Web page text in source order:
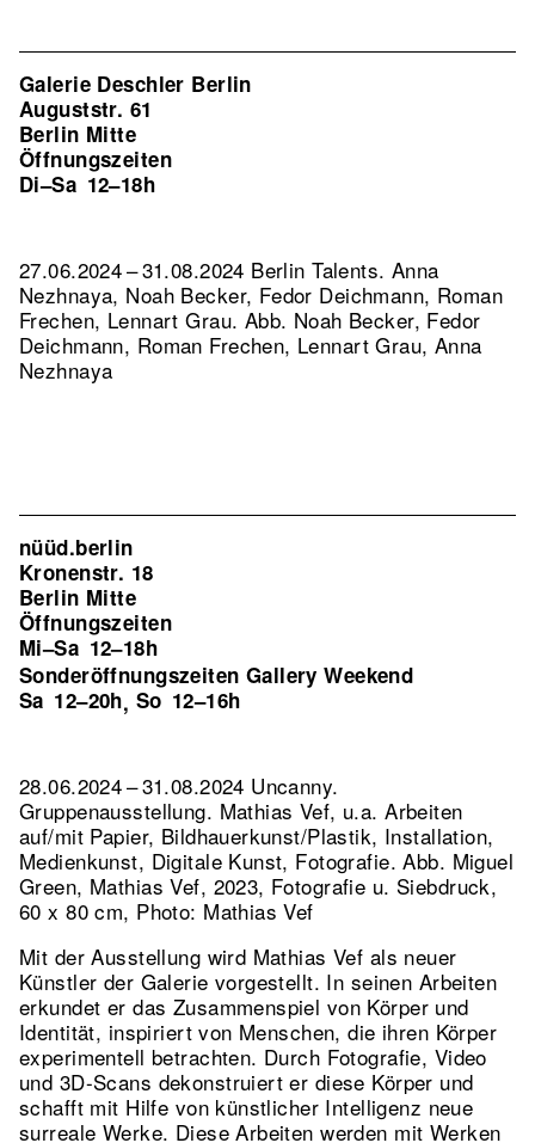
Galerie Deschler Berlin
Auguststr. 61
Berlin Mitte
Öffnungszeiten
Di–Sa 12–18h
27.06.2024 – 31.08.2024 Berlin Talents. Anna
Nezhnaya, Noah Becker, Fedor Deichmann, Roman
Frechen, Lennart Grau. Abb. Noah Becker, Fedor
Deichmann, Roman Frechen, Lennart Grau, Anna
Nezhnaya
nüüd.berlin
Kronenstr. 18
Berlin Mitte
Öffnungszeiten
Mi–Sa 12–18h
Sonderöffnungszeiten Gallery Weekend
Sa 12–20h, So 12–16h
28.06.2024 – 31.08.2024 Uncanny.
Gruppenausstellung. Mathias Vef, u.a. Arbeiten
auf/mit Papier, Bildhauerkunst/Plastik, Installation,
Medienkunst, Digitale Kunst, Fotografie.Abb. Miguel
Green, Mathias Vef, 2023, Fotografie u. Siebdruck,
60 x 80 cm, Photo: Mathias Vef
Mit der Ausstellung wird Mathias Vef als neuer
Künstler der Galerie vorgestellt. In seinen Arbeiten
erkundet er das Zusammenspiel von Körper und
Identität, inspiriert von Menschen, die ihren Körper
experimentell betrachten. Durch Fotografie, Video
und 3D-Scans dekonstruiert er diese Körper und
schafft mit Hilfe von künstlicher Intelligenz neue
surreale Werke. Diese Arbeiten werden mit Werken